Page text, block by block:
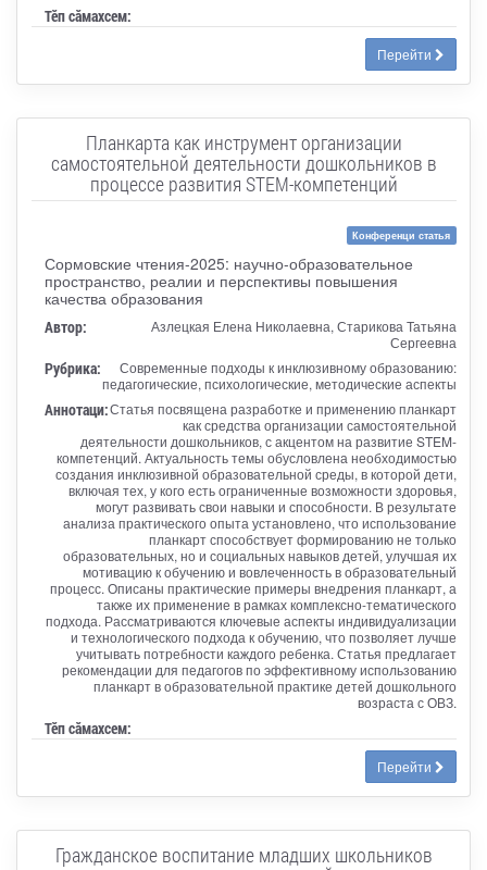
Тӗп сӑмахсем:
Перейти
Планкарта как инструмент организации
самостоятельной деятельности дошкольников в
процессе развития STEM-компетенций
Конференци статья
Сормовские чтения-2025: научно-образовательное
пространство, реалии и перспективы повышения
качества образования
Автор:
Азлецкая Елена Николаевна, Старикова Татьяна
Сергеевна
Рубрика:
Современные подходы к инклюзивному образованию:
педагогические, психологические, методические аспекты
Аннотаци:Статья посвящена разработке и применению планкарт
как средства организации самостоятельной
деятельности дошкольников, с акцентом на развитие STEM-
компетенций. Актуальность темы обусловлена необходимостью
создания инклюзивной образовательной среды, в которой дети,
включая тех, у кого есть ограниченные возможности здоровья,
могут развивать свои навыки и способности. В результате
анализа практического опыта установлено, что использование
планкарт способствует формированию не только
образовательных, но и социальных навыков детей, улучшая их
мотивацию к обучению и вовлеченность в образовательный
процесс. Описаны практические примеры внедрения планкарт, а
также их применение в рамках комплексно-тематического
подхода. Рассматриваются ключевые аспекты индивидуализации
и технологического подхода к обучению, что позволяет лучше
учитывать потребности каждого ребенка. Статья предлагает
рекомендации для педагогов по эффективному использованию
планкарт в образовательной практике детей дошкольного
возраста с ОВЗ.
Тӗп сӑмахсем:
Перейти
Гражданское воспитание младших школьников